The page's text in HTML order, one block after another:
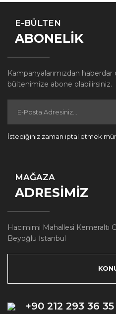
E-BÜLTEN
ABONELİK
Kampanyalarımızdan haberdar
bültenimize abone olabilirsiniz.
İstediğiniz zaman iptal etmek
MAĞAZA
ADRESİMİZ
Hacımimi Mahallesi Kemeraltı
Beyoğlu İstanbul
+90 212 293 36 35